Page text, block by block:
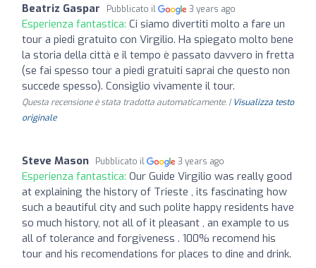
Beatriz Gaspar Pubblicato il 3 years ago
Esperienza fantastica: Ci siamo divertiti molto a fare un
tour a piedi gratuito con Virgilio. Ha spiegato molto bene
la storia della città e il tempo è passato davvero in fretta
(se fai spesso tour a piedi gratuiti saprai che questo non
succede spesso). Consiglio vivamente il tour.
Questa recensione è stata tradotta automaticamente. | Visualizza testo
originale
Steve Mason Pubblicato il 3 years ago
Esperienza fantastica: Our Guide Virgilio was really good
at explaining the history of Trieste , its fascinating how
such a beautiful city and such polite happy residents have
so much history, not all of it pleasant , an example to us
all of tolerance and forgiveness . 100% recomend his
tour and his recomendations for places to dine and drink.